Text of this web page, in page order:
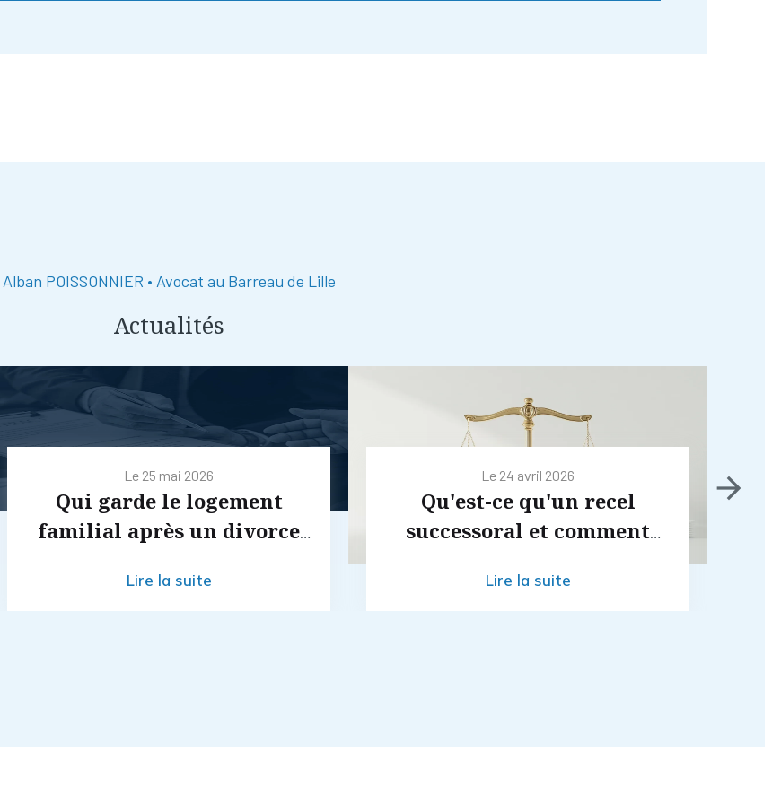
Alban POISSONNIER • Avocat au Barreau de Lille
Actualités
Le 25 mai 2026
Qui garde le logement
familial après un divorce
Lire la suite
Le 24 avril 2026
Qu'est-ce qu'un recel
successoral et comment
Lire la suite